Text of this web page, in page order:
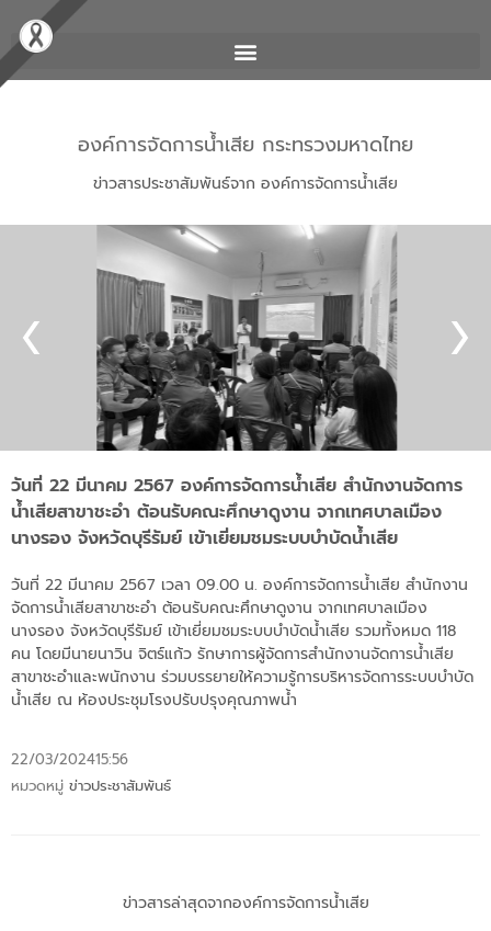
องค์การจัดการน้ำเสีย กระทรวงมหาดไทย
ข่าวสารประชาสัมพันธ์จาก องค์การจัดการน้ำเสีย
วันที่ 22 มีนาคม 2567 องค์การจัดการน้ำเสีย สำนักงานจัดการ
น้ำเสียสาขาชะอำ ต้อนรับคณะศึกษาดูงาน จากเทศบาลเมือง
นางรอง จังหวัดบุรีรัมย์ เข้าเยี่ยมชมระบบบำบัดน้ำเสีย
วันที่ 22 มีนาคม 2567 เวลา 09.00 น. องค์การจัดการน้ำเสีย สำนักงาน
จัดการน้ำเสียสาขาชะอำ ต้อนรับคณะศึกษาดูงาน จากเทศบาลเมือง
นางรอง จังหวัดบุรีรัมย์ เข้าเยี่ยมชมระบบบำบัดน้ำเสีย รวมทั้งหมด 118
คน โดยมีนายนาวิน จิตร์แก้ว รักษาการผู้จัดการสำนักงานจัดการน้ำเสีย
สาขาชะอำและพนักงาน ร่วมบรรยายให้ความรู้การบริหารจัดการระบบบำบัด
น้ำเสีย ณ ห้องประชุมโรงปรับปรุงคุณภาพน้ำ
22/03/202415:56
หมวดหมู่ ข่าวประชาสัมพันธ์
ข่าวสารล่าสุดจากองค์การจัดการน้ำเสีย